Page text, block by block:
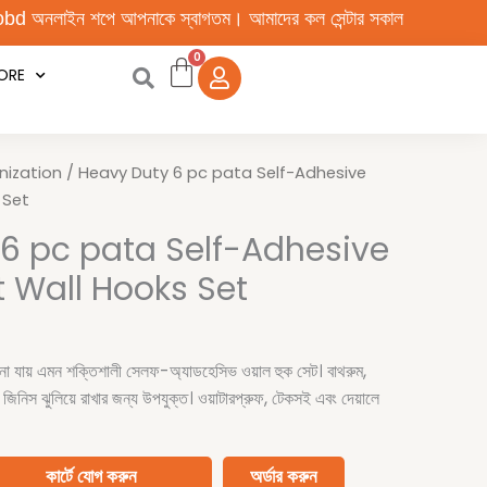
আপনাকে স্বাগতম। আমাদের কল সেন্টার সকাল ১০টা থেকে রাত ১০টা
/ Heavy Duty 6 pc pata Self-Adhesive
pc pata Self-Adhesive
Hooks Set
যায় এমন শক্তিশালী সেলফ-অ্যাডহেসিভ ওয়াল হুক সেট। বাথরুম,
ঝুলিয়ে রাখার জন্য উপযুক্ত। ওয়াটারপ্রুফ, টেকসই এবং দেয়ালে
কার্টে যোগ করুন অর্ডার করুন